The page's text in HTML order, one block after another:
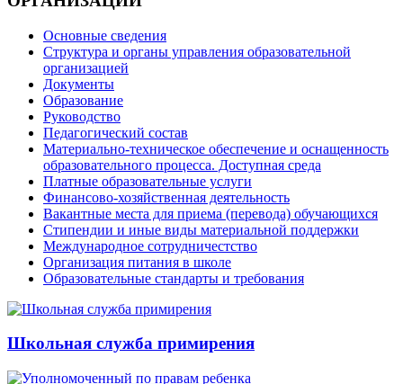
Основные сведения
Структура и органы управления образовательной
организацией
Документы
Образование
Руководство
Педагогический состав
Материально-техническое обеспечение и оснащенность
образовательного процесса. Доступная среда
Платные образовательные услуги
Финансово-хозяйственная деятельность
Вакантные места для приема (перевода) обучающихся
Стипендии и иные виды материальной поддержки
Международное сотрудничестство
Организация питания в школе
Образовательные стандарты и требования
Школьная служба примирения